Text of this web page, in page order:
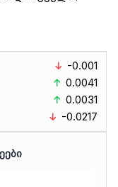
-0.001
0.0041
0.0031
-0.0217